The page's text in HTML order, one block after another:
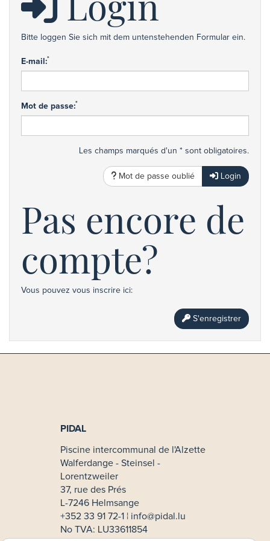
Bitte loggen Sie sich mit dem untenstehenden Formular ein.
E-mail:*
Mot de passe:*
Les champs marqués d'un * sont obligatoires.
Mot de passe oublié Login
Pas encore de
compte?
Vous pouvez vous inscrire ici:
S'enregistrer
PIDAL
Piscine intercommunal de l'Alzette
Walferdange - Steinsel -
Lorentzweiler
37, rue des Prés
L-7246 Helmsange
+352 33 91 72-1 ¦ info@pidal.lu
No TVA: LU33611854